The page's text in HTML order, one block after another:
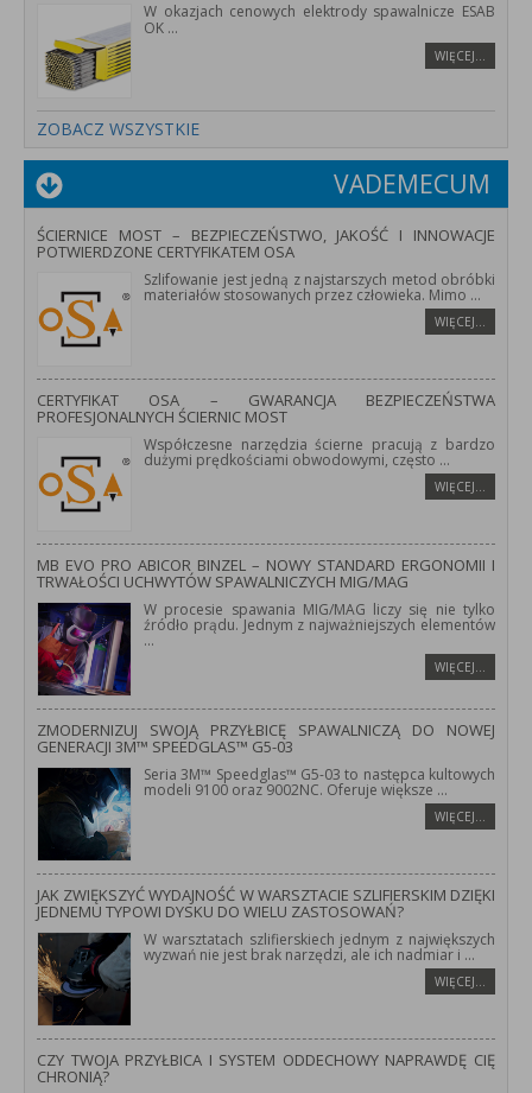
W okazjach cenowych elektrody spawalnicze ESAB
OK ...
WIĘCEJ…
ZOBACZ WSZYSTKIE
VADEMECUM
ŚCIERNICE MOST – BEZPIECZEŃSTWO, JAKOŚĆ I INNOWACJE
POTWIERDZONE CERTYFIKATEM OSA
Szlifowanie jest jedną z najstarszych metod obróbki
materiałów stosowanych przez człowieka. Mimo ...
WIĘCEJ…
CERTYFIKAT OSA – GWARANCJA BEZPIECZEŃSTWA
PROFESJONALNYCH ŚCIERNIC MOST
Współczesne narzędzia ścierne pracują z bardzo
dużymi prędkościami obwodowymi, często ...
WIĘCEJ…
MB EVO PRO ABICOR BINZEL – NOWY STANDARD ERGONOMII I
TRWAŁOŚCI UCHWYTÓW SPAWALNICZYCH MIG/MAG
W procesie spawania MIG/MAG liczy się nie tylko
źródło prądu. Jednym z najważniejszych elementów
...
WIĘCEJ…
ZMODERNIZUJ SWOJĄ PRZYŁBICĘ SPAWALNICZĄ DO NOWEJ
GENERACJI 3M™ SPEEDGLAS™ G5-03
Seria 3M™ Speedglas™ G5-03 to następca kultowych
modeli 9100 oraz 9002NC. Oferuje większe ...
WIĘCEJ…
JAK ZWIĘKSZYĆ WYDAJNOŚĆ W WARSZTACIE SZLIFIERSKIM DZIĘKI
JEDNEMU TYPOWI DYSKU DO WIELU ZASTOSOWAŃ?
W warsztatach szlifierskiech jednym z największych
wyzwań nie jest brak narzędzi, ale ich nadmiar i ...
WIĘCEJ…
CZY TWOJA PRZYŁBICA I SYSTEM ODDECHOWY NAPRAWDĘ CIĘ
CHRONIĄ?